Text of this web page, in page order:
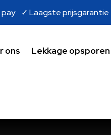
✓ Laagste
ons Lekkage opsporen